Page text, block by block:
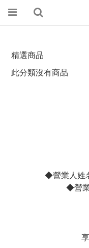
精選商品
此分類沒有商品
◆營業人姓
◆營